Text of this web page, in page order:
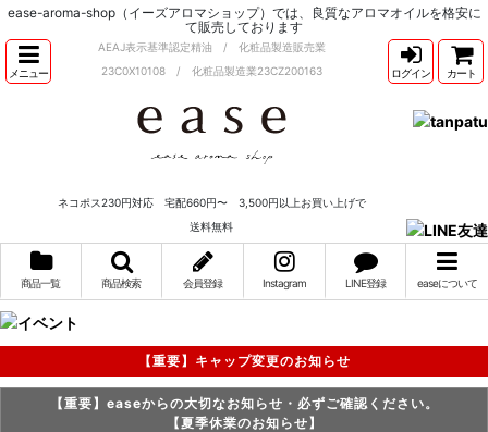
ease-aroma-shop（イーズアロマショップ）では、良質なアロマオイルを格安に
て販売しております
メニュー
AEAJ表示基準認定精油 / 化粧品製造販売業
23C0X10108 / 化粧品製造業23CZ200163
ネコポス230円対応 宅配660円〜 3,500円以上お買い上げで
送料無料
ログイン カート
商品一覧 商品検索 会員登録 Instagram LINE登録 easeについて
【重要】キャップ変更のお知らせ
【重要】easeからの大切なお知らせ・必ずご確認ください。
【夏季休業のお知らせ】